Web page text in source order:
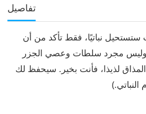
تفاصيل
نباتيًا، فقط تأكد من أن
وليس مجرد سلطات وعصي الجزر
المذاق لذيذا، فأنت بخير. سيحفظ لك